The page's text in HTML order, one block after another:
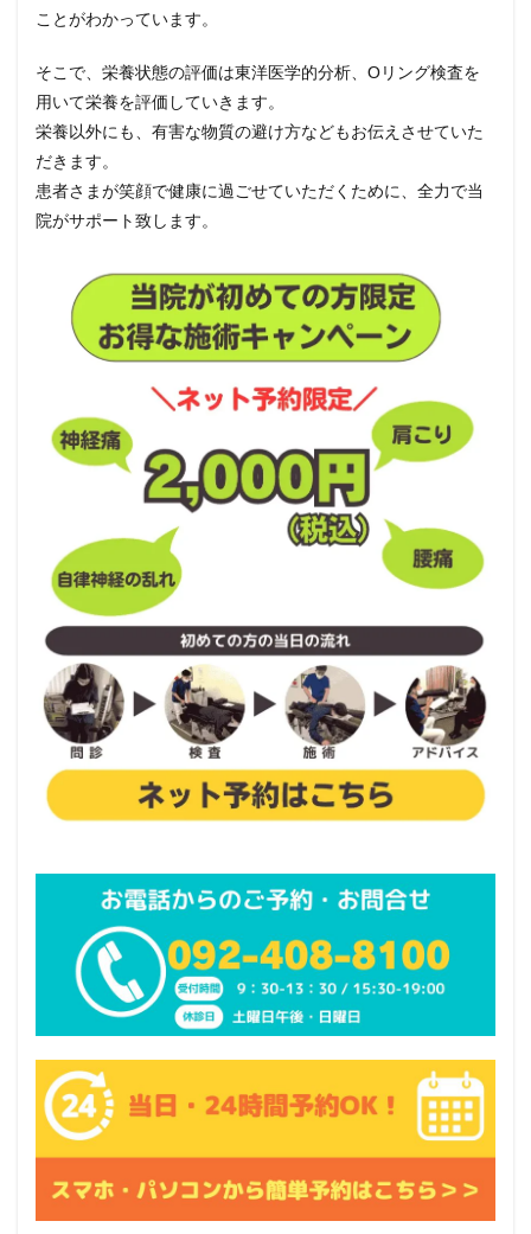
ことがわかっています。
そこで、栄養状態の評価は東洋医学的分析、Оリング検査を
用いて栄養を評価していきます。
栄養以外にも、有害な物質の避け方などもお伝えさせていた
だきます。
患者さまが笑顔で健康に過ごせていただくために、全力で当
院がサポート致します。